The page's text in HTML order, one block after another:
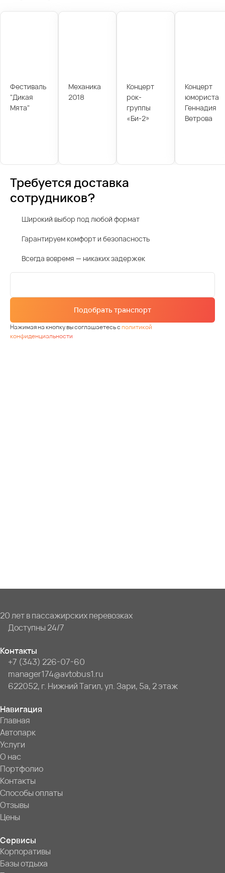
Фестиваль
"Дикая
Мята"
Механика
2018
Концерт
рок-
группы
«Би-2»
Концерт
юмориста
Геннадия
Ветрова
Требуется доставка
сотрудников?
Широкий выбор под любой формат
Гарантируем комфорт и безопасность
Всегда вовремя — никаких задержек
Подобрать транспорт
Нажимая на кнопку вы соглашаетесь сполитикой
конфиденциальности
20 лет в пассажирских перевозках
Доступны 24/7
Контакты
+7 (343) 226-07-60
manager174@avtobus1.ru
622052, г. Нижний Тагил, ул. Зари, 5а, 2 этаж
Навигация
Главная
Автопарк
Услуги
О нас
Портфолио
Контакты
Способы оплаты
Отзывы
Цены
Сервисы
Корпоративы
Базы отдыха